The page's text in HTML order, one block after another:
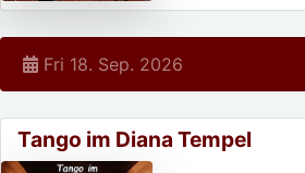
Fri 18. Sep. 2026
Tango im Diana Tempel